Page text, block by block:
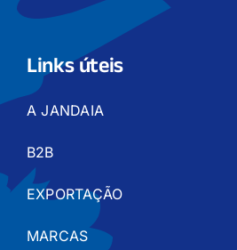
Links úteis
A JANDAIA
B2B
EXPORTAÇÃO
MARCAS